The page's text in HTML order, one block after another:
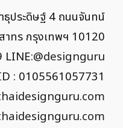
ธุประดิษฐ์ 4 ถนนจันทน์
าทร กรุงเทพฯ 10120
LINE:@designguru
: 0105561057731